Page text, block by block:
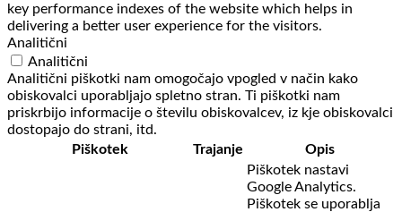
key performance indexes of the website which helps in
delivering a better user experience for the visitors.
Analitični
Analitični
Analitični piškotki nam omogočajo vpogled v način kako
obiskovalci uporabljajo spletno stran. Ti piškotki nam
priskrbijo informacije o številu obiskovalcev, iz kje obiskovalci
dostopajo do strani, itd.
Piškotek
Trajanje Opis
Piškotek nastavi
Google Analytics.
Piškotek se uporablja